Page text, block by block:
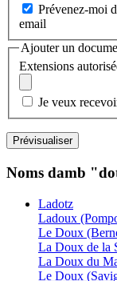
Prévenez-moi
email
Ajouter un
Extensions
Je veux
Noms damb
Ladotz
Ladoux
Le Doux
La Doux de la
La Doux du
Le Doux